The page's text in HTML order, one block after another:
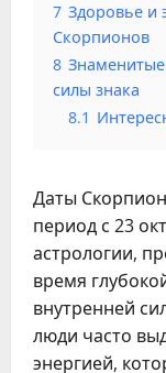
7 Здоровье и
Скорпионов
8
силы знака
8.1
Даты
период с 23
астрологии,
время
внутренней
люди часто
энергией,